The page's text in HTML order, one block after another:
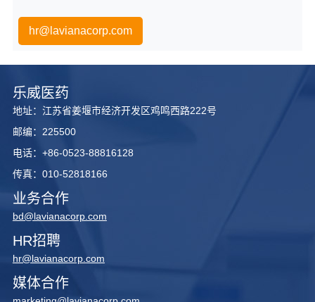
hr@lavianacorp.com
乐威医药
地址：江苏省姜堰市经济开发区鸡鸣西路222号
邮编：225500
电话：+86-0523-88816128
传真：010-52818166
业务合作
bd@lavianacorp.com
HR招聘
hr@lavianacorp.com
媒体合作